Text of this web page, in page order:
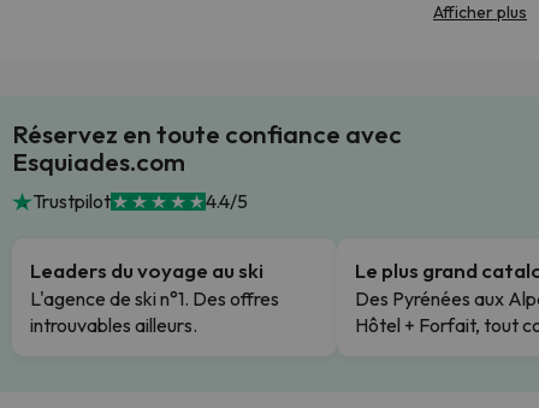
Afficher plus
Réservez en toute confiance avec
Esquiades.com
Trustpilot 4.4/5
Leaders du voyage au ski
L'agence de ski n°1. Des offres
introuvables ailleurs.
Le plus grand
Des Pyrénées aux
Hôtel + Forfait, tout